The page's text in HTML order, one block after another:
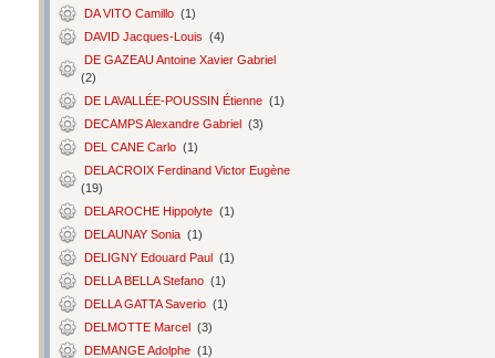
DA VITO Camillo (1)
DAVID Jacques-Louis (4)
DE GAZEAU Antoine Xavier Gabriel
(2)
DE LAVALLÉE-POUSSIN Étienne (1)
DECAMPS Alexandre Gabriel (3)
DEL CANE Carlo (1)
DELACROIX Ferdinand Victor Eugène
(19)
DELAROCHE Hippolyte (1)
DELAUNAY Sonia (1)
DELIGNY Edouard Paul (1)
DELLA BELLA Stefano (1)
DELLA GATTA Saverio (1)
DELMOTTE Marcel (3)
DEMANGE Adolphe (1)